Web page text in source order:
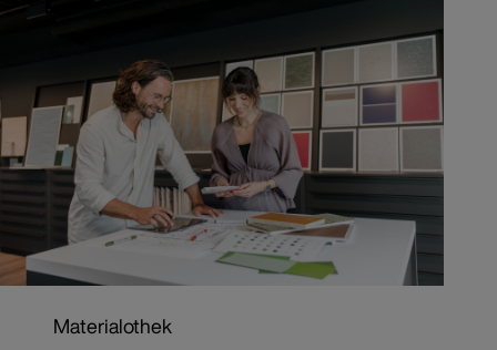
Materialothek